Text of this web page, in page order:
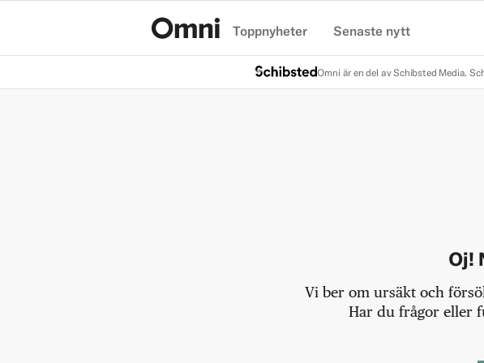
Toppnyheter Senaste nytt
Omni är en del av Schibsted Media.
Oj!
Vi ber om ursäkt och
Har du frågor eller